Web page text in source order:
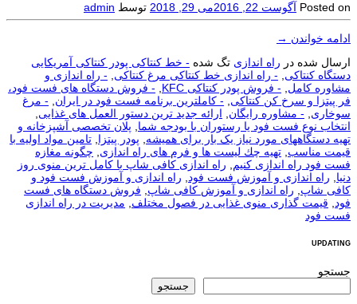
Posted on آگوست 22, 2016 می 29, 2018 توسط admin
ادامه خواندن →
ارسال شده در راه اندازی تگ شده - خط کنتاکی پودر کنتاکی آمریکایی
دستگاه کنتاکی, - راه اندازی خط کنتاکی مرغ کنتاکی, - راه اندازی و
مشاوره کامل, - فروش پودر کنتاکی KFC , - فروش دستگاه های فست فود،
فر پیتزا و سرخ کن کنتاکی, - کاملترین برنامه فست فود در ایران, - مرغ
سوخاری, - مشاوره رایگان, ارائه جدید ترین دستور العمل های غذایی,
انتخاب نوع فست فود یا رستوران با بودجه شما, پلان تخصصی آشپزخانه و
تهیه دستگاههای مورد نیاز یک بار برای همیشه, پودر پیتزا, تامین مواد اولیه با
قیمت مناسب, تهیه چك لیست ها و فرم های راه اندازی, چگونه مغازه
فست فود راه اندازی کنیم, راه اندازی کافی شاپ با کامل ترین منوی روز
دنیا, راه اندازی و آموزش فست فود, راه اندازی و آموزش فست فود و
کافی شاپ, راه اندازی و آموزش کافی شاپ, فروش دستگاه های فست
فود, قیمت گذاری منوی غذایی در فصول مختلف, مدیریت در راه اندازی
فست فود
UPDATING
جستجو
جستجو